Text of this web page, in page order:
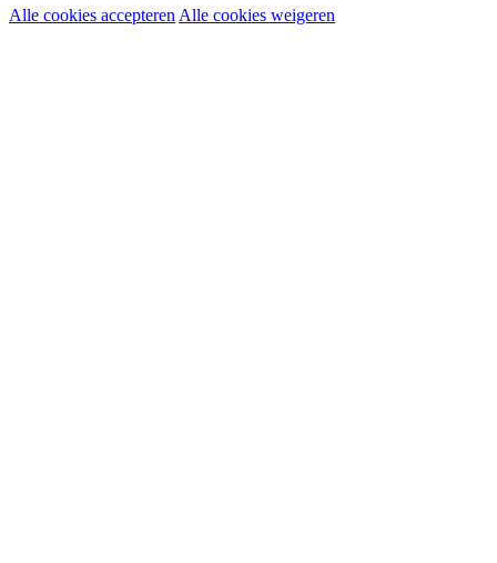
Noodzakelijke cookies:
Alle cookies accepteren Alle cookies weigeren